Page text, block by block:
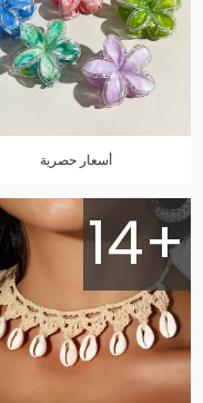
أسعار حصرية
14+